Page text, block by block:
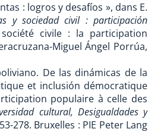
: logros y desafíos », dans E.
y sociedad civil : participación
civile : la participation
Miguel Ángel Porrúa,
De las dinámicas de la
et inclusión démocratique
populaire à celle des
cultural, Desigualdades y
278. Bruxelles : PIE Peter Lang